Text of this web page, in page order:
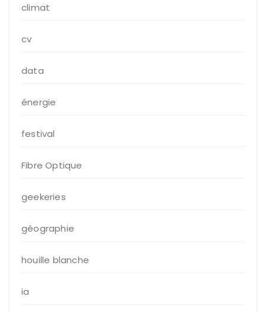
climat
cv
data
énergie
festival
Fibre Optique
geekeries
géographie
houille blanche
ia